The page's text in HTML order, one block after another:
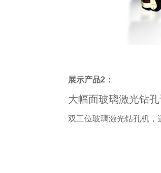
展示产品2：
大幅面玻璃激光钻
双工位玻璃激光钻孔机，